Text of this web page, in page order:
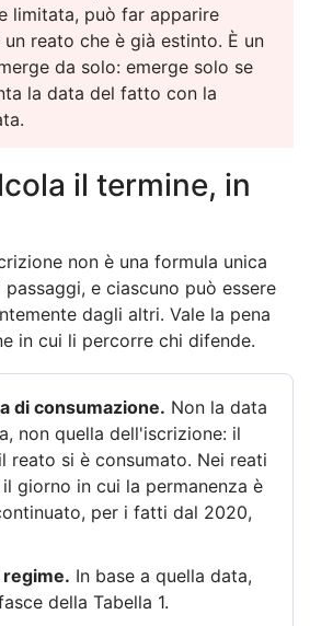
limitata, può far apparire
reato che è già estinto. È un
da solo: emerge solo se
la data del fatto con la
il termine, in
non è una formula unica
passaggi, e ciascuno può essere
dagli altri. Vale la pena
in cui li percorre chi difende.
di consumazione. Non la data
non quella dell'iscrizione: il
reato si è consumato. Nei reati
giorno in cui la permanenza è
per i fatti dal 2020,
regime. In base a quella data,
della Tabella 1.